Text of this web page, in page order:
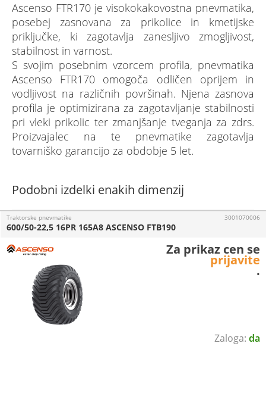
Ascenso FTR170 je visokokakovostna pnevmatika,
posebej zasnovana za prikolice in kmetijske
priključke, ki zagotavlja zanesljivo zmogljivost,
stabilnost in varnost.
S svojim posebnim vzorcem profila, pnevmatika
Ascenso FTR170 omogoča odličen oprijem in
vodljivost na različnih površinah. Njena zasnova
profila je optimizirana za zagotavljanje stabilnosti
pri vleki prikolic ter zmanjšanje tveganja za zdrs.
Proizvajalec na te pnevmatike zagotavlja
tovarniško garancijo za obdobje 5 let.
Podobni izdelki enakih dimenzij
da
Traktorske pnevmatike
600/50-22,5 16PR 165A8 ASCENSO FTB190
3001070006
Za prikaz cen se
prijavite
.